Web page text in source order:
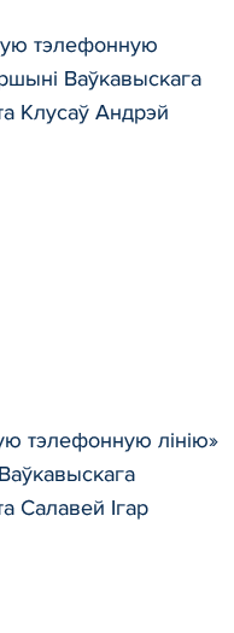
тэлефонную
Ваўкавыскага
Клусаў Андрэй
тэлефонную лінію»
Салавей Ігар